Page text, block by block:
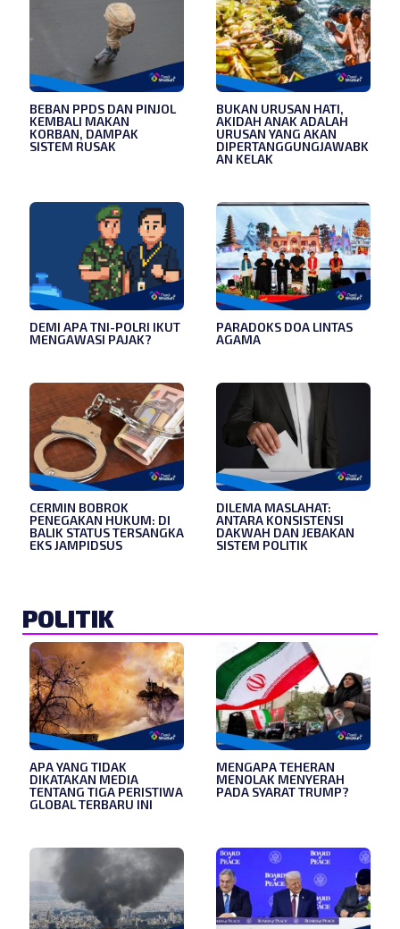
BEBAN PPDS DAN PINJOL
KEMBALI MAKAN
KORBAN, DAMPAK
SISTEM RUSAK
BUKAN URUSAN HATI,
AKIDAH ANAK ADALAH
URUSAN YANG AKAN
DIPERTANGGUNGJAWABK
AN KELAK
DEMI APA TNI-POLRI IKUT
MENGAWASI PAJAK?
PARADOKS DOA LINTAS
AGAMA
CERMIN BOBROK
PENEGAKAN HUKUM: DI
BALIK STATUS TERSANGKA
EKS JAMPIDSUS
DILEMA MASLAHAT:
ANTARA KONSISTENSI
DAKWAH DAN JEBAKAN
SISTEM POLITIK
POLITIK
APA YANG TIDAK
DIKATAKAN MEDIA
TENTANG TIGA PERISTIWA
GLOBAL TERBARU INI
MENGAPA TEHERAN
MENOLAK MENYERAH
PADA SYARAT TRUMP?